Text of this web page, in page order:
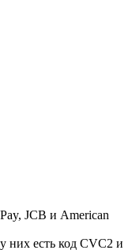
JCB и American
них есть код CVC2 и